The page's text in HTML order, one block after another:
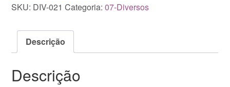
SKU: DIV-021 Categoria:07-Diversos
Descrição
Descrição